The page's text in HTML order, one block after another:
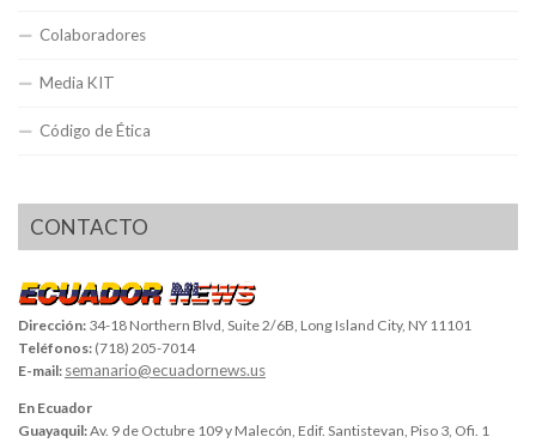
Colaboradores
Media KIT
Código de Ética
CONTACTO
Dirección: 34-18 Northern Blvd, Suite 2/6B, Long Island City, NY 11101
Teléfonos: (718) 205-7014
E-mail: semanario@ecuadornews.us
En Ecuador
Guayaquil:Av. 9 de Octubre 109 y Malecón, Edif. Santistevan, Piso 3, Ofi. 1